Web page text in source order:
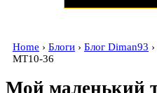
Home › Блоги › Блог Diman93
МТ10-36
Мой маленький